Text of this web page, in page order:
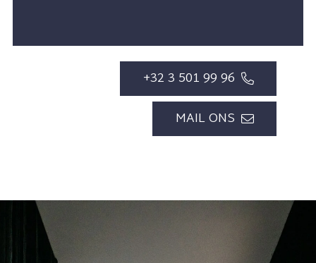
+32 3 501 99 96
MAIL ONS